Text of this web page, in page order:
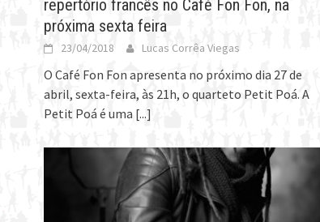
repertório francês no Café Fon Fon, na
próxima sexta feira
23/04/2018 Lucas Corrêa Viegas
O Café Fon Fon apresenta no próximo dia 27 de
abril, sexta-feira, às 21h, o quarteto Petit Poá. A
Petit Poá é uma [...]